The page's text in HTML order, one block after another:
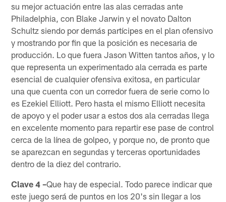
su mejor actuación entre las alas cerradas ante
Philadelphia, con Blake Jarwin y el novato Dalton
Schultz siendo por demás partícipes en el plan ofensivo
y mostrando por fin que la posición es necesaria de
producción. Lo que fuera Jason Witten tantos años, y lo
que representa un experimentado ala cerrada es parte
esencial de cualquier ofensiva exitosa, en particular
una que cuenta con un corredor fuera de serie como lo
es Ezekiel Elliott. Pero hasta el mismo Elliott necesita
de apoyo y el poder usar a estos dos ala cerradas llega
en excelente momento para repartir ese pase de control
cerca de la línea de golpeo, y porque no, de pronto que
se aparezcan en segundas y terceras oportunidades
dentro de la diez del contrario.
Clave 4 –Que hay de especial. Todo parece indicar que
este juego será de puntos en los 20's sin llegar a los